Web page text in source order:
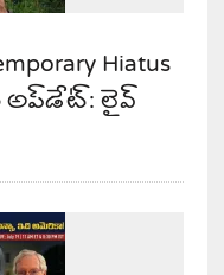
Hiatus
అప్‌డేట్: లైవ్